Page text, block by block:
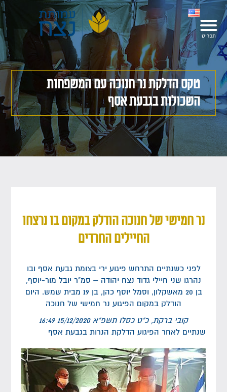
טקס הדלקת נר חנוכה עם המשפחות
השכולות בגבעת אסף
נר חמישי של חנוכה הודלק במקום בו נרצחו
החיילים החרדים
לפני כשנתיים התרחש פיגוע ירי בצומת גבעת אסף ובו
נהרגו שני חיילי גדוד נצח יהודה – סמ"ר יובל מור-יוסף,
בן 20 מאשקלון, וסמל יוסף כהן, בן 19 מבית שמש. היום
הודלק במקום הפיגוע נר חמישי של חנוכה
קובי ברקת, כ"ט כסלו תשפ"א 15/12/2020 16:49
שנתיים לאחר הפיגוע הדלקת הנרות בגבעת אסף